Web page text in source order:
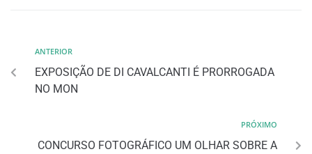
ANTERIOR
EXPOSIÇÃO DE DI CAVALCANTI É PRORROGADA
NO MON
PRÓXIMO
CONCURSO FOTOGRÁFICO UM OLHAR SOBRE A